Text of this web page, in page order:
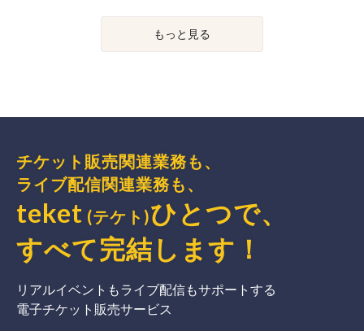
もっと見る
チケット販売関連業務も、
ライブ配信関連業務も、
teket (テケト)ひとつで、
すべて完結 します ！
リアルイベントもライブ配信もサポートする
電子チケット販売サービス